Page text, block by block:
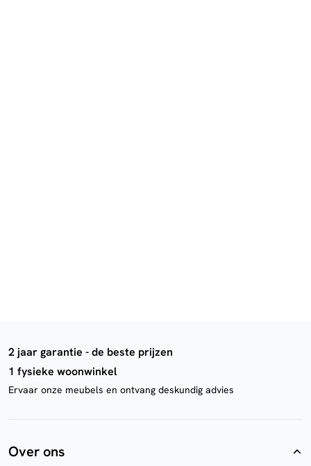
2 jaar garantie - de beste prijzen
1 fysieke woonwinkel
Ervaar onze meubels en ontvang deskundig advies
Over ons